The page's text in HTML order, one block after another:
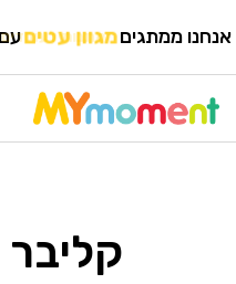
אנחנו ממתגים מגוון עטים
קליבר –